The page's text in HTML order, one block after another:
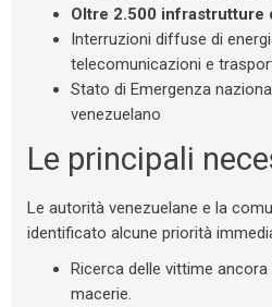
Oltre 2.500 infrastrutture
Interruzioni diffuse di
telecomunicazioni e
Stato di Emergenza
venezuelano
Le principali
Le autorità venezuelane e la
identificato alcune priorità
Ricerca delle vittime
macerie.